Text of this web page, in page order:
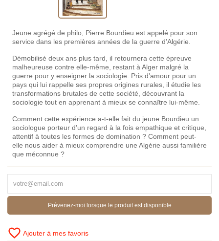
Jeune agrégé de philo, Pierre Bourdieu est appelé pour son
service dans les premières années de la guerre d’Algérie.
Démobilisé deux ans plus tard, il retournera cette épreuve
malheureuse contre elle-même, restant à Alger malgré la
guerre pour y enseigner la sociologie. Pris d’amour pour un
pays qui lui rappelle ses propres origines rurales, il étudie les
transformations brutales de cette société, découvrant la
sociologie tout en apprenant à mieux se connaître lui-même.
Comment cette expérience a-t-elle fait du jeune Bourdieu un
sociologue porteur d’un regard à la fois empathique et critique,
attentif à toutes les formes de domination ? Comment peut-
elle nous aider à mieux comprendre une Algérie aussi familière
que méconnue ?
Prévenez-moi lorsque le produit est disponible
favorite_border Ajouter à mes favoris